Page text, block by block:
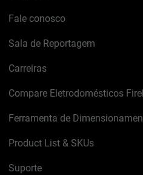
Fale conosco
Sala de Reportagem
Carreiras
Compare Eletrodomésticos
Ferramenta de
Product List & SKUs
Suporte